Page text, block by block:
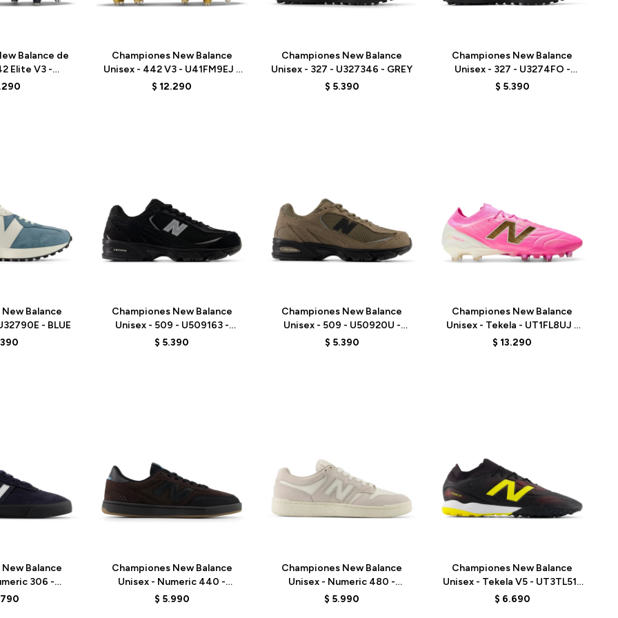
Balance de
Elite V3 -
- BLACK
Championes New Balance
Unisex - 442 V3 - U41FM9EJ -
WHITE
$ 12.290
Championes New Balance
Unisex - 327 - U327346 - GREY
$ 5.390
Championes New Balance
Unisex - 327 - U3274FO -
BROWN
$ 5.390
Balance
- BLUE
Championes New Balance
Unisex - 509 - U509163 -
BLACK
$ 5.390
Championes New Balance
Unisex - 509 - U50920U -
BROWN
$ 5.390
Championes New Balance
Unisex - Tekela - UT1FL8UJ -
PINK
$ 13.290
Balance
306 -
- BLUE
Championes New Balance
Unisex - Numeric 440 -
UN440VBB - BROWN
$ 5.990
Championes New Balance
Unisex - Numeric 480 -
UN480VAN - WHITE
$ 5.990
Championes New Balance
Unisex - Tekela V5 - UT3TL512
- BLACK
$ 6.690